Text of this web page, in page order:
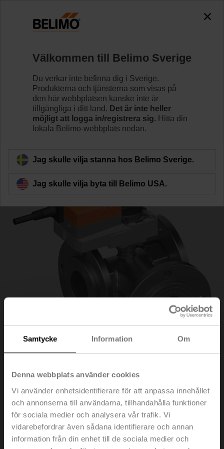
Samtycke Information Om
Denna webbplats använder cookies
Vi använder enhetsidentifierare för att anpassa innehållet
och annonserna till användarna, tillhandahålla funktioner
för sociala medier och analysera vår trafik. Vi
vidarebefordrar även sådana identifierare och annan
information från din enhet till de sociala medier och
R7050R-B3+NR230A
Läs mer
Tillbaka till produktkategori
R7050R-B3+NR230A
Omkopplingskulventil, 3-ports, DN 50, Fläns, PN 6, ps
600 kPa, Kvs 49 m³/h, Temperatur på
medium -10...100°C [14...212°F]
Välkommen till Belimo Sverige
Du verkar inte befinna dig i Sverige.
Produkterna och tjänsterna som visas på
den här webbplatsen kanske inte är
tillgängliga i ditt land. Det är inte heller
möjligt att logga in/registrera sig. Hitta din
lokala Belimo-webbplats nedan.
Jag skulle vilja stanna hos Belimo Sverige.
Jag skulle vilja byta till Belimo USA.